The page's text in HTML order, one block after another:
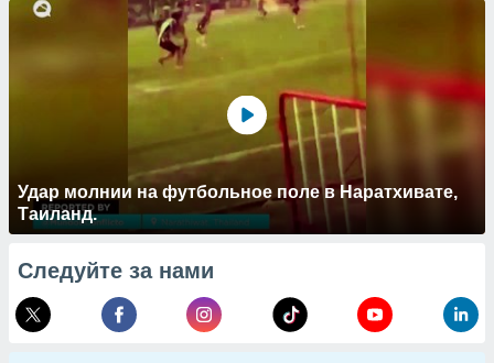
Удар молнии на футбольное поле в Наратхивате,
Таиланд.
Следуйте за нами